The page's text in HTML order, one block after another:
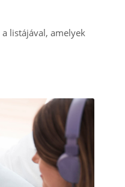
listájával, amelyek